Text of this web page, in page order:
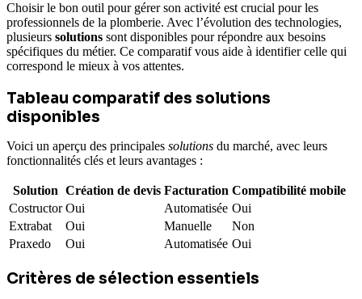
Choisir le bon outil pour gérer son activité est crucial pour les
professionnels de la plomberie. Avec l’évolution des technologies,
plusieurs solutions sont disponibles pour répondre aux besoins
spécifiques du métier. Ce comparatif vous aide à identifier celle qui
correspond le mieux à vos attentes.
Tableau comparatif des solutions
disponibles
Voici un aperçu des principales solutions du marché, avec leurs
fonctionnalités clés et leurs avantages :
Solution Création de devis Facturation Compatibilité mobile
Costructor Oui Automatisée Oui
Extrabat
Oui Manuelle
Non
Praxedo
Oui Automatisée Oui
Critères de sélection essentiels